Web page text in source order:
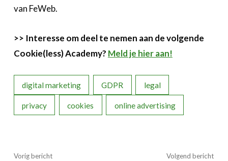
van FeWeb.
>> Interesse om deel te nemen aan de volgende
Cookie(less) Academy? Meld je hier aan!
digital marketing GDPR legal
privacy cookies online advertising
Vorig bericht Volgend bericht